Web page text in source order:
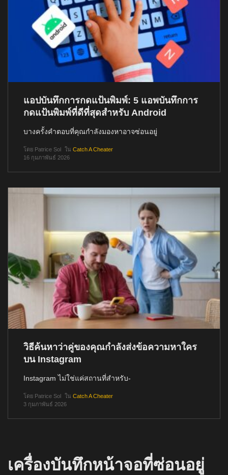
แอปบันทึกการกดแป้นพิมพ์: 5 แอพบันทึกการ
กดแป้นพิมพ์ที่ดีที่สุดสำหรับ Android
บางครั้งคำตอบที่คุณกำลังมองหาอาจซ่อนอยู่
โดย Patrice Sol ใน Catch A Cheater
16 กุมภาพันธ์ 2026
วิธีค้นหาว่าคู่ของคุณกำลังส่งข้อความหาใคร
บน Instagram
Instagram ไม่ใช่แค่สถานที่สำหรับ-
โดย Patrice Sol ใน Catch A Cheater
3 กุมภาพันธ์ 2026
เครื่องบันทึกหน้าจอที่ซ่อนอยู่